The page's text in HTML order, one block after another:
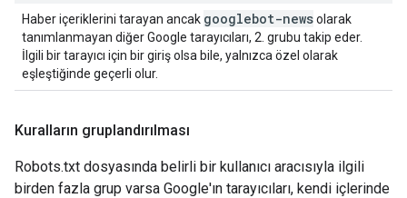
Haber içeriklerini tarayan ancak googlebot-newsolarak
tanımlanmayan diğer Google tarayıcıları, 2. grubu takip eder.
İlgili bir tarayıcı için bir giriş olsa bile, yalnızca özel olarak
eşleştiğinde geçerli olur.
Kuralların gruplandırılması
Robots.txt dosyasında belirli bir kullanıcı aracısıyla ilgili
birden fazla grup varsa Google'ın tarayıcıları, kendi içlerinde